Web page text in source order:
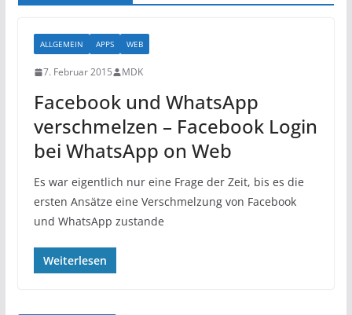
ALLGEMEIN APPS WEB
7. Februar 2015 MDK
Facebook und WhatsApp
verschmelzen – Facebook Login
bei WhatsApp on Web
Es war eigentlich nur eine Frage der Zeit, bis es die
ersten Ansätze eine Verschmelzung von Facebook
und WhatsApp zustande
Weiterlesen